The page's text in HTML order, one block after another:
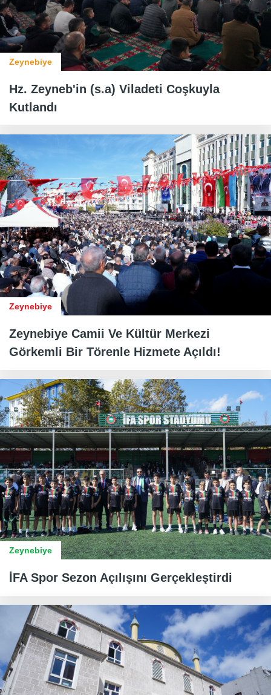
Zeynebiye
Hz. Zeyneb'in (s.a) Viladeti Coşkuyla
Kutlandı
Zeynebiye
Zeynebiye Camii Ve Kültür Merkezi
Görkemli Bir Törenle Hizmete Açıldı!
Zeynebiye
İFA Spor Sezon Açılışını Gerçekleştirdi